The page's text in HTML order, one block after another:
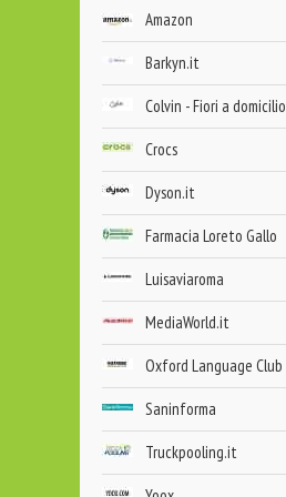
Amazon
Barkyn.it
Colvin - Fiori a domicilio
Crocs
Dyson.it
Farmacia Loreto Gallo
Luisaviaroma
MediaWorld.it
Oxford Language Club
Saninforma
Truckpooling.it